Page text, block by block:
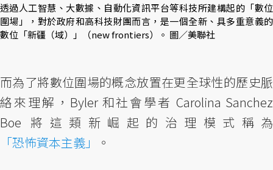
透過人工智慧、大數據、自動化資訊平台等科技所建構起的「數位
圍場」，對於政府和高科技財團而言，是一個全新、具多重意義的
數位「新疆（域）」（new frontiers）。 圖／美聯社
而為了將數位圍場的概念放置在更全球性的歷史脈
絡來理解，Byler 和社會學者 Carolina Sanchez
Boe 將這類新崛起的治理模式稱為
「恐怖資本主義」
。